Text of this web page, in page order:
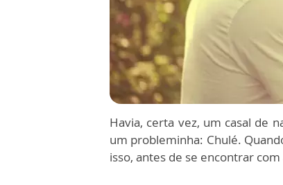
Havia, certa vez, um casal de
um probleminha: Chulé.
isso, antes de se encontrar